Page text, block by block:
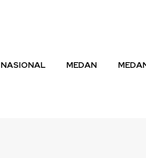
NASIONAL MEDAN